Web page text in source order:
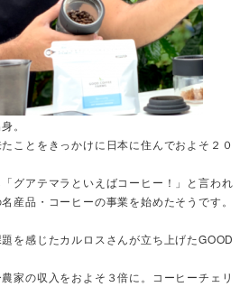
。
ことをきっかけに日本に住んでおよそ２０
グアテマラといえばコーヒー！」と言われ
産品・コーヒーの事業を始めたそうです。
を感じたカルロスさんが立ち上げたGOOD
家の収入をおよそ３倍に。コーヒーチェリ